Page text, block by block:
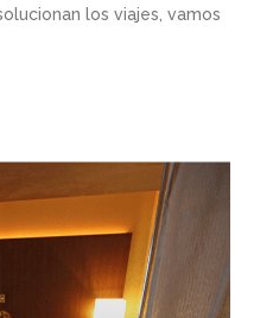
los viajes, vamos